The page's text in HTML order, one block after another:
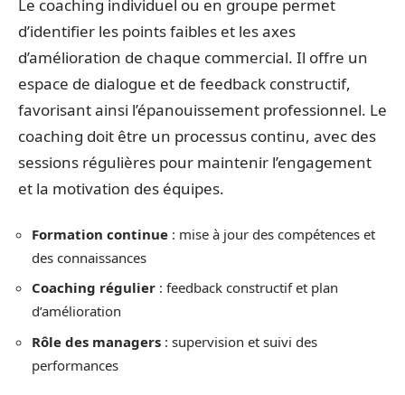
Le coaching individuel ou en groupe permet
d’identifier les points faibles et les axes
d’amélioration de chaque commercial. Il offre un
espace de dialogue et de feedback constructif,
favorisant ainsi l’épanouissement professionnel. Le
coaching doit être un processus continu, avec des
sessions régulières pour maintenir l’engagement
et la motivation des équipes.
Formation continue : mise à jour des compétences et
des connaissances
Coaching régulier : feedback constructif et plan
d’amélioration
Rôle des managers : supervision et suivi des
performances